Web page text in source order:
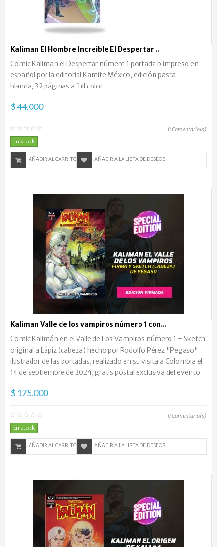
Kaliman El Hombre Increible El Despertar...
Comic Kaliman el Despertar número 1 portada b impreso en
español por la editorial Kamite México, edición pasta
blanda, 32 páginas a full color.
$ 44.000
0Comentario(s)
En stock
AÑADIR AL CARRITO AÑADIR A LA LISTA DE DESEOS
Kaliman Valle de los vampiros número 1 con...
Comic Kalimán en el Valle de Los Vampiros número 1 + Sketch
original a Lápiz (cabeza) hecho por Rodolfo Pérez "Pegaso"
ilustrador de las portadas, realizado en su visita a Colombia el
14 de septiembre de 2024, gratis postal exclusiva del evento.
$ 175.000
0Comentario(s)
En stock
AÑADIR AL CARRITO AÑADIR A LA LISTA DE DESEOS